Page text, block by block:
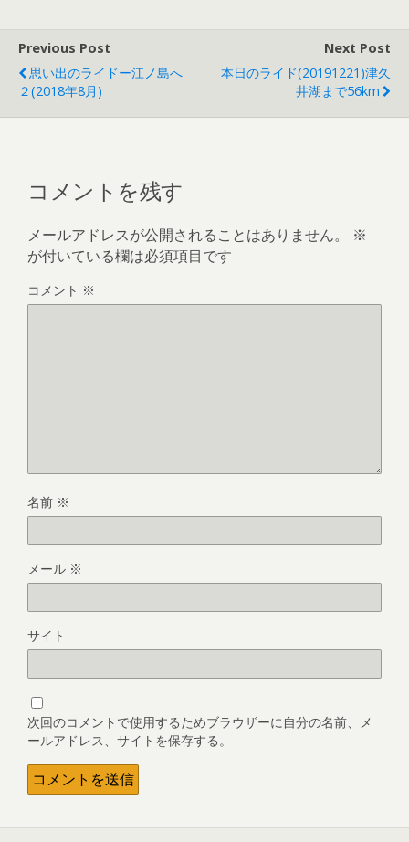
er
o
k
Previous Post
思い出のライドー江ノ島へ
２(2018年8月)
Next Post
本日のライド(20191221)津久
井湖まで56km
コメントを残す
メールアドレスが公開されることはありません。
※
が付いている欄は必須項目です
コメント ※
名前 ※
メール ※
サイト
次回のコメントで使用するためブラウザーに自分の名前、メ
ールアドレス、サイトを保存する。